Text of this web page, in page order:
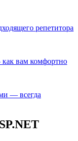
репетитора
вам комфортно
— всегда